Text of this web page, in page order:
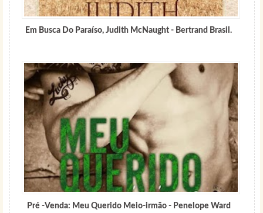
Em Busca Do Paraíso, Judith McNaught - Bertrand Brasil.
Pré -Venda: Meu Querido Meio-irmão - Penelope Ward